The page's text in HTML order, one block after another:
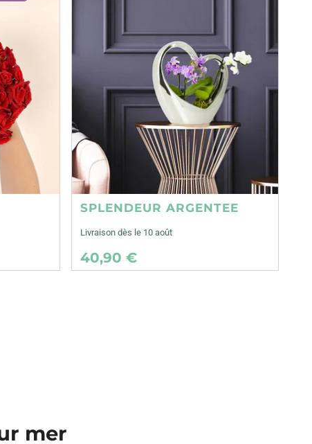
SPLENDEUR ARGENTEE
Livraison dès le 10 août
40,90 €
mer